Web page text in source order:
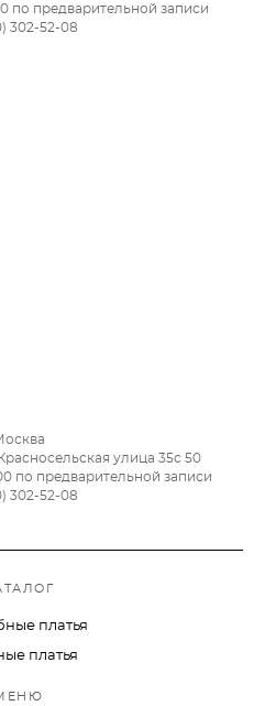
по предварительной записи
302-52-08
улица 35с 50
по предварительной записи
302-52-08
платья
платья